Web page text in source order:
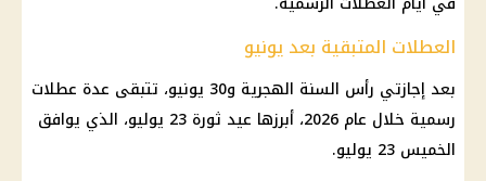
العطلات المتبقية بعد يونيو
بعد إجازتي رأس السنة الهجرية و30 يونيو، تتبقى عدة عطلات
رسمية خلال عام 2026، أبرزها عيد ثورة 23 يوليو، الذي يوافق
الخميس 23 يوليو.